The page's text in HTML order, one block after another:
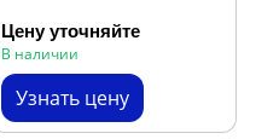
Цену уточняйте
В наличии
Узнать цену